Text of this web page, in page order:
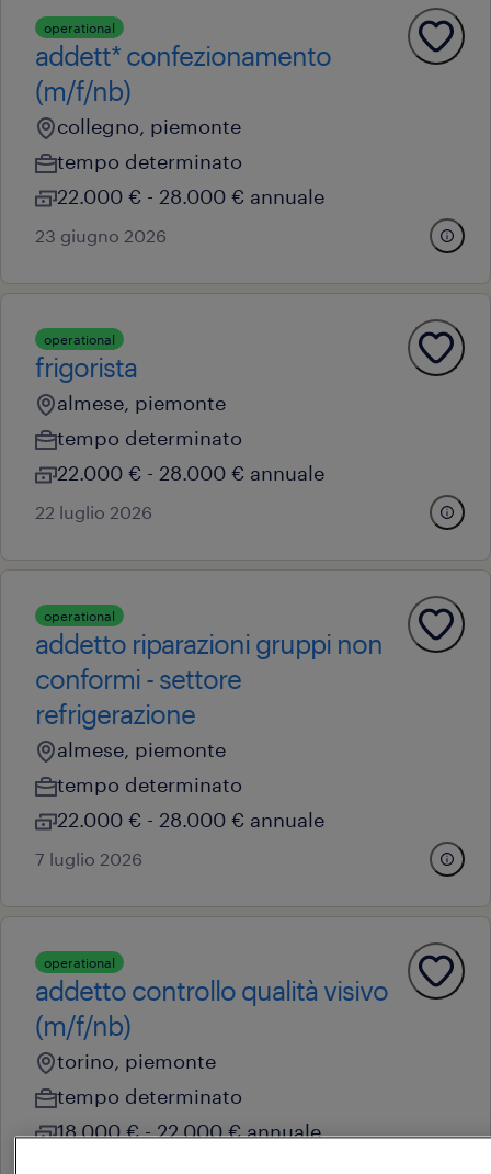
operational
addett* confezionamento
(m/f/nb)
collegno, piemonte
tempo determinato
22.000 € - 28.000 € annuale
23 giugno 2026
operational
frigorista
almese, piemonte
tempo determinato
22.000 € - 28.000 € annuale
22 luglio 2026
operational
addetto riparazioni gruppi non
conformi - settore
refrigerazione
almese, piemonte
tempo determinato
22.000 € - 28.000 € annuale
7 luglio 2026
operational
addetto controllo qualità visivo
(m/f/nb)
torino, piemonte
tempo determinato
18.000 € - 22.000 € annuale